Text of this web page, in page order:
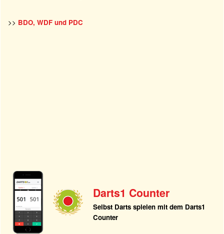
>> BDO, WDF und PDC
Darts1 Counter
Selbst Darts spielen mit dem Darts1
Counter